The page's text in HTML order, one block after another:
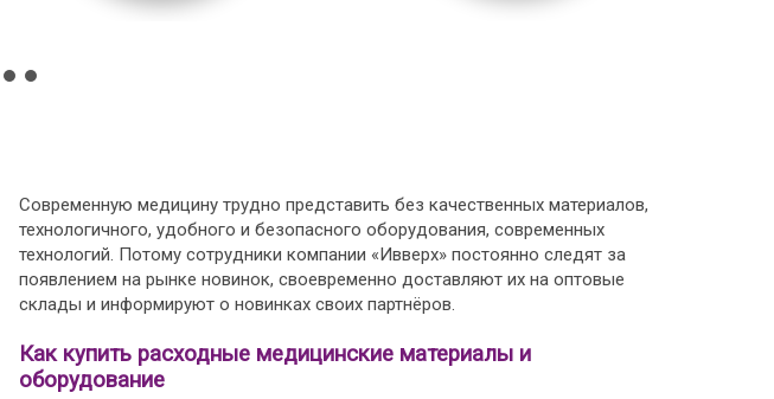
Современную медицину трудно представить без качественных материалов,
технологичного, удобного и безопасного оборудования, современных
технологий. Потому сотрудники компании «Ивверх» постоянно следят за
появлением на рынке новинок, своевременно доставляют их на оптовые
склады и информируют о новинках своих партнёров.
Как купить расходные медицинские материалы и
оборудование